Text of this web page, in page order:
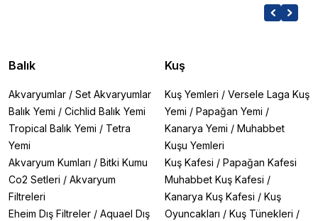
Balık
Akvaryumlar / Set Akvaryumlar
Balık Yemi / Cichlid Balık Yemi
Tropical Balık Yemi / Tetra
Yemi
Akvaryum Kumları / Bitki Kumu
Co2 Setleri / Akvaryum
Filtreleri
Eheim Dış Filtreler / Aquael Dış
Kuş
Kuş Yemleri / Versele Laga Kuş
Yemi / Papağan Yemi /
Kanarya Yemi / Muhabbet
Kuşu Yemleri
Kuş Kafesi / Papağan Kafesi
Muhabbet Kuş Kafesi /
Kanarya Kuş Kafesi / Kuş
Oyuncakları / Kuş Tünekleri /